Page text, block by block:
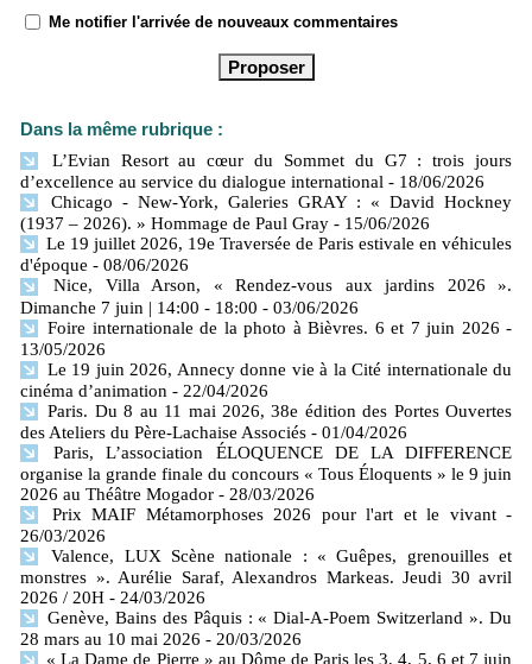
Me notifier l'arrivée de nouveaux commentaires
Dans la même rubrique :
L’Evian Resort au cœur du Sommet du G7 : trois jours
d’excellence au service du dialogue international - 18/06/2026
Chicago - New-York, Galeries GRAY : « David Hockney
(1937 – 2026). » Hommage de Paul Gray - 15/06/2026
Le 19 juillet 2026, 19e Traversée de Paris estivale en véhicules
d'époque - 08/06/2026
Nice, Villa Arson, « Rendez-vous aux jardins 2026 ».
Dimanche 7 juin | 14:00 - 18:00 - 03/06/2026
Foire internationale de la photo à Bièvres. 6 et 7 juin 2026 -
13/05/2026
Le 19 juin 2026, Annecy donne vie à la Cité internationale du
cinéma d’animation - 22/04/2026
Paris. Du 8 au 11 mai 2026, 38e édition des Portes Ouvertes
des Ateliers du Père-Lachaise Associés - 01/04/2026
Paris, L’association ÉLOQUENCE DE LA DIFFERENCE
organise la grande finale du concours « Tous Éloquents » le 9 juin
2026 au Théâtre Mogador - 28/03/2026
Prix MAIF Métamorphoses 2026 pour l'art et le vivant -
26/03/2026
Valence, LUX Scène nationale : « Guêpes, grenouilles et
monstres ». Aurélie Saraf, Alexandros Markeas. Jeudi 30 avril
2026 / 20H - 24/03/2026
Genève, Bains des Pâquis : « Dial-A-Poem Switzerland ». Du
28 mars au 10 mai 2026 - 20/03/2026
« La Dame de Pierre » au Dôme de Paris les 3, 4, 5, 6 et 7 juin